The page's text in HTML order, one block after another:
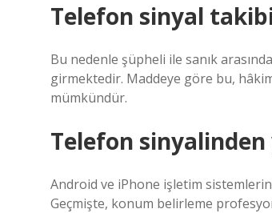
Telefon sinyal
Bu nedenle şüpheli ile sanık
girmektedir. Maddeye göre bu,
mümkündür.
Telefon sinyalinden
Android ve iPhone işletim
Geçmişte, konum belirleme